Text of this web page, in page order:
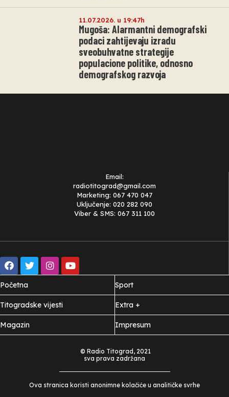
11.07.2026. u 19:47h
Mugoša: Alarmantni demografski
podaci zahtijevaju izradu
sveobuhvatne strategije
populacione politike, odnosno
demografskog razvoja
Email:
radiotitograd@gmail.com
Marketing: 067 470 047
Uključenje: 020 282 090
Viber & SMS: 067 311 100
Početna
Titogradske vijesti
Magazin
Sport
Extra +
Impresum
© Radio Titograd, 2021
sva prava zadržana
Ova stranica koristi anonimne kolačiće u analitičke svrhe